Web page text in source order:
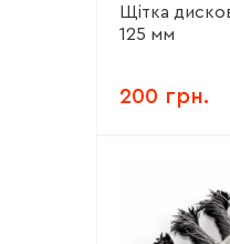
Щітка
125 мм
200 грн.